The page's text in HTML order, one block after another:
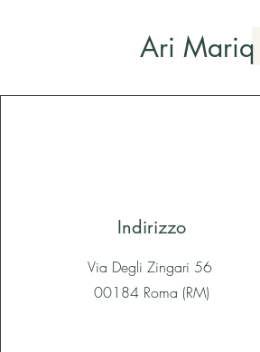
Ari Mariq
Indirizzo
Via Degli Zingari 56
00184 Roma (RM)